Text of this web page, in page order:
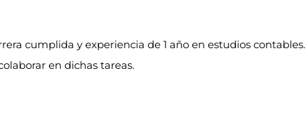
cumplida y experiencia de 1 año en estudios contables.
en dichas tareas.